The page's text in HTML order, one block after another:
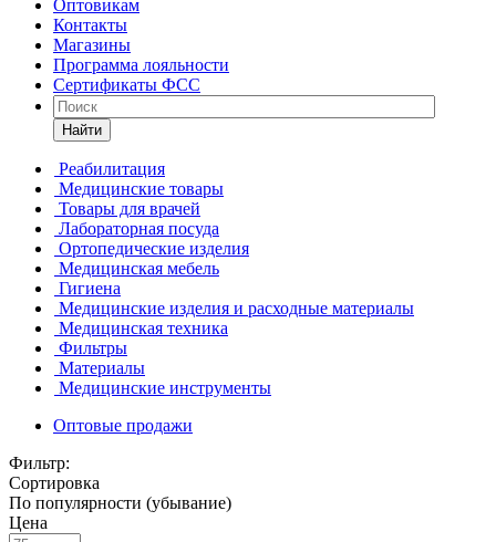
Оптовикам
Контакты
Магазины
Программа лояльности
Сертификаты ФСС
Найти
Реабилитация
Медицинские товары
Товары для врачей
Лабораторная посуда
Ортопедические изделия
Медицинская мебель
Гигиена
Медицинские изделия и расходные материалы
Медицинская техника
Фильтры
Материалы
Медицинские инструменты
Оптовые продажи
Фильтр:
Сортировка
По популярности (убывание)
Цена